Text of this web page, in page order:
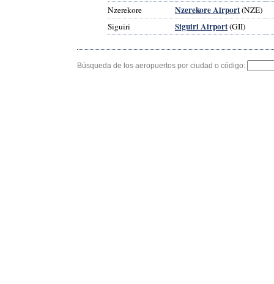
Nzerekore
Nzerekore Airport(NZE)
Siguiri
Siguiri Airport(GII)
Búsqueda de los aeropuertos por ciudad o código: